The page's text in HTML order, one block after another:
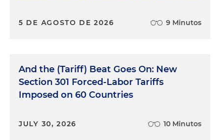
5 DE AGOSTO DE 2026 9 Minutos
And the (Tariff) Beat Goes On: New
Section 301 Forced-Labor Tariffs
Imposed on 60 Countries
JULY 30, 2026 10 Minutos